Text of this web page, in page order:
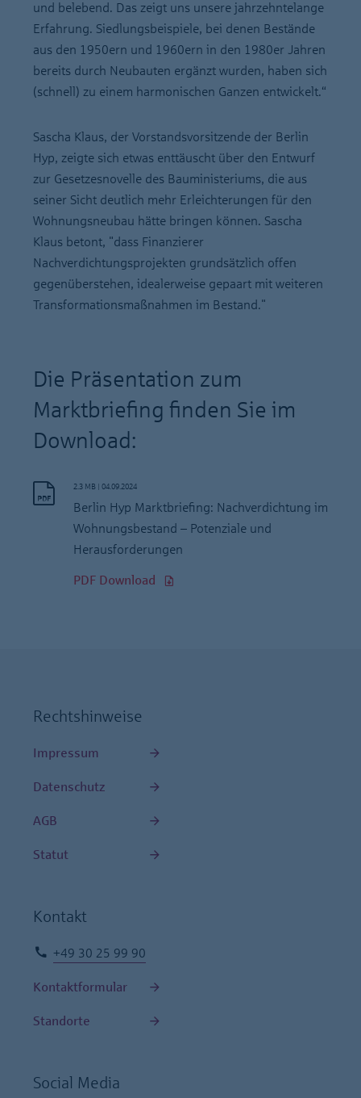
und belebend. Das zeigt uns unsere jahrzehntelange
Erfahrung. Siedlungsbeispiele, bei denen Bestände
aus den 1950ern und 1960ern in den 1980er Jahren
bereits durch Neubauten ergänzt wurden, haben sich
(schnell) zu einem harmonischen Ganzen entwickelt.“
Sascha Klaus, der Vorstandsvorsitzende der Berlin
Hyp, zeigte sich etwas enttäuscht über den Entwurf
zur Gesetzesnovelle des Bauministeriums, die aus
seiner Sicht deutlich mehr Erleichterungen für den
Wohnungsneubau hätte bringen können. Sascha
Klaus betont, "dass Finanzierer
Nachverdichtungsprojekten grundsätzlich offen
gegenüberstehen, idealerweise gepaart mit weiteren
Transformationsmaßnahmen im Bestand."
Die Präsentation zum
Marktbriefing finden Sie im
Download:
2.3 MB | 04.09.2024
Berlin Hyp Marktbriefing: Nachverdichtung im
Wohnungsbestand – Potenziale und
Herausforderungen
PDF Download
Rechtshinweise
Impressum
Datenschutz
AGB
Statut
Kontakt
+49 30 25 99 90
Kontaktformular
Standorte
Social Media